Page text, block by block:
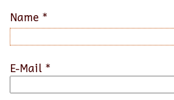
Name *
E-Mail *